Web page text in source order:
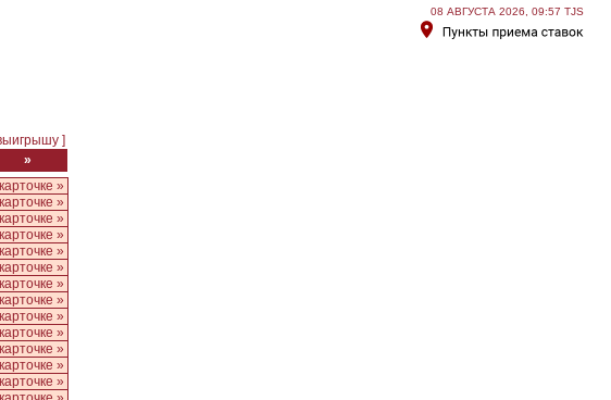
08 АВГУСТА 2026, 09:57 TJS
]
»
»
»
»
»
»
»
»
»
»
»
»
»
»